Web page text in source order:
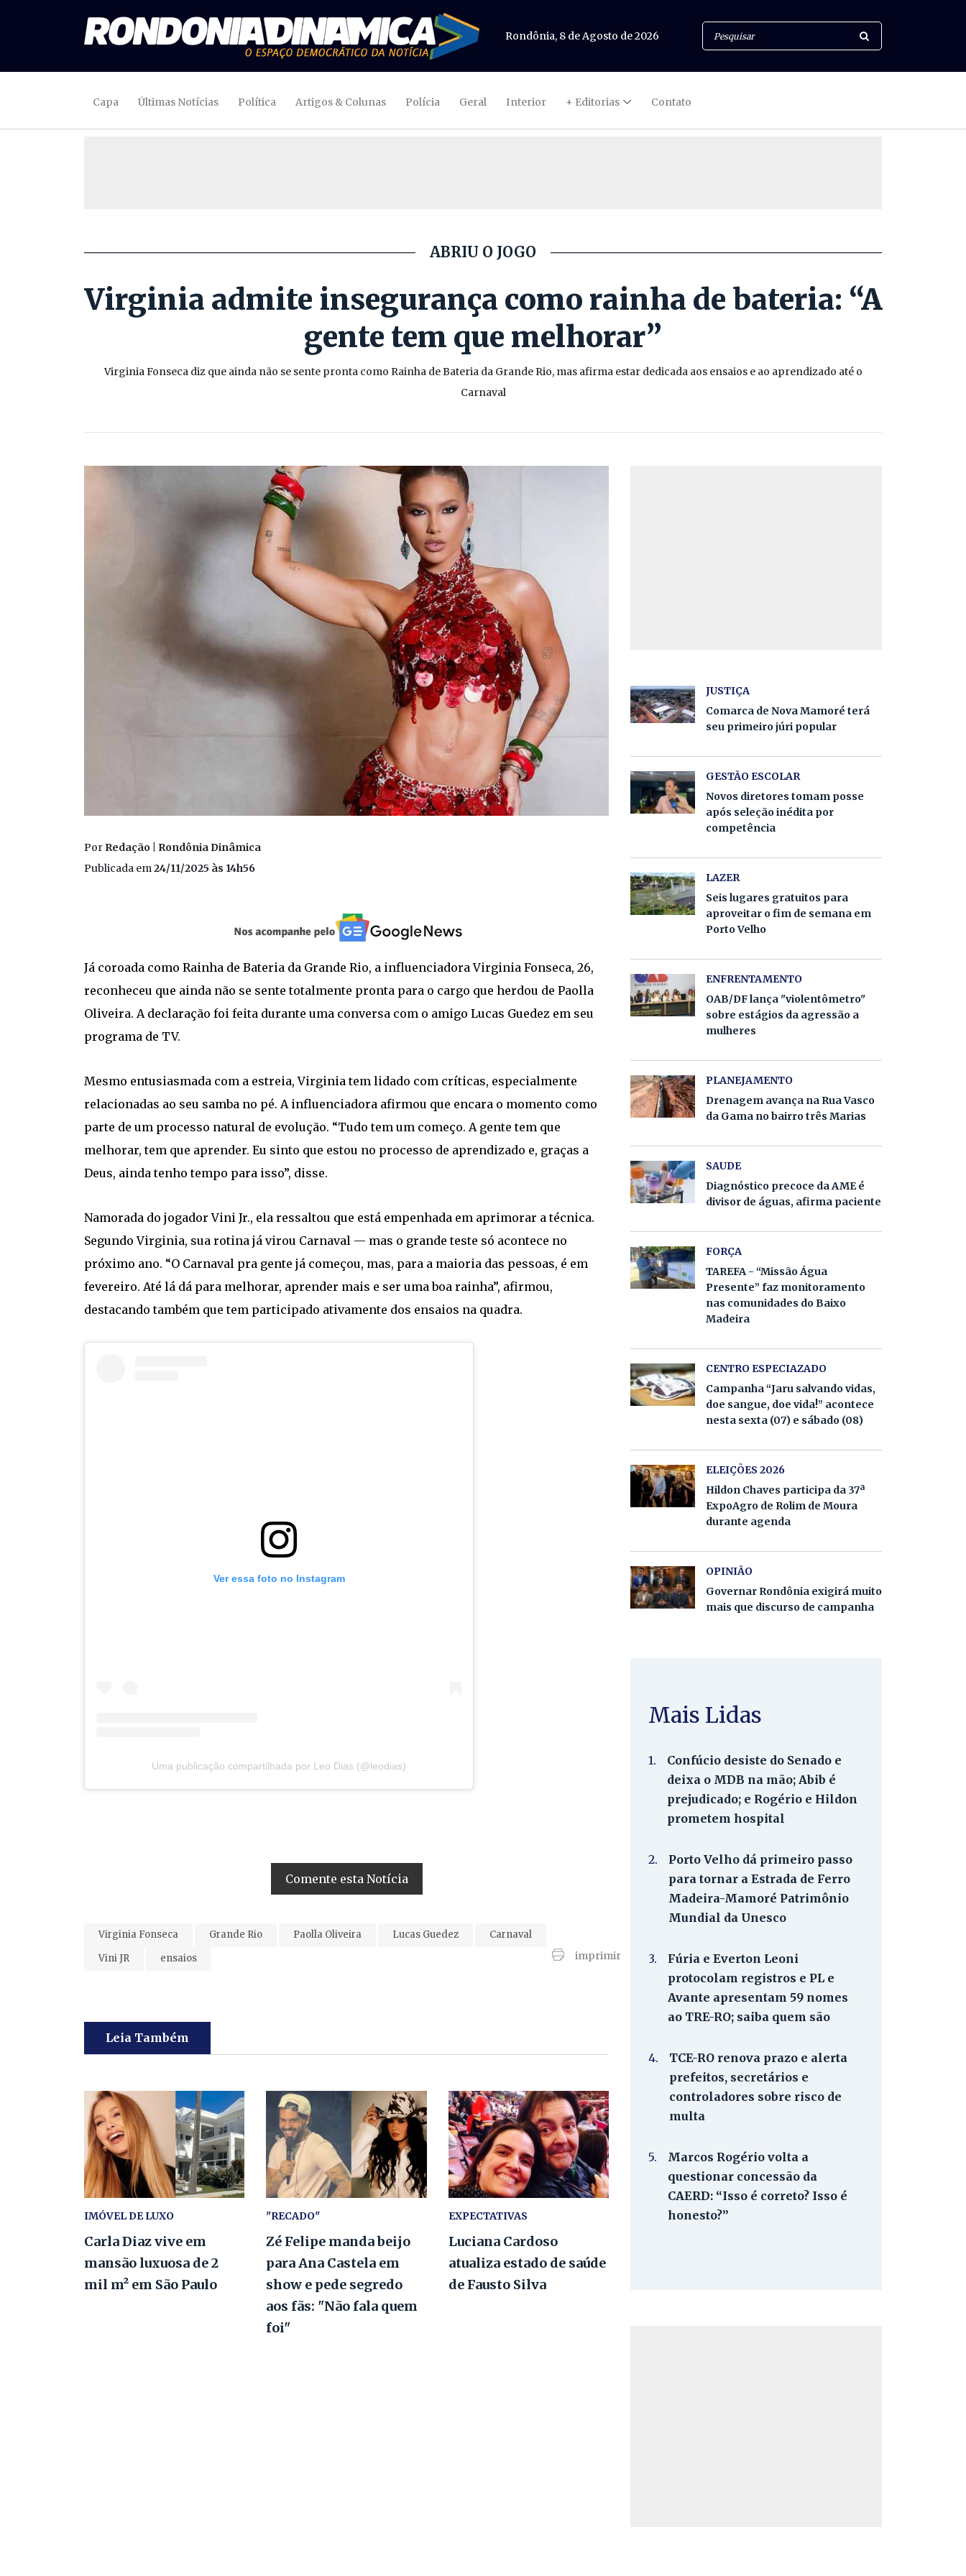
Rondônia, 8 de Agosto de 2026
Capa Últimas Notícias Política Artigos & Colunas Polícia Geral Interior + Editorias Contato
ABRIU O JOGO
Virginia admite insegurança como rainha de bateria: “A
gente tem que melhorar”
Virginia Fonseca diz que ainda não se sente pronta como Rainha de Bateria da Grande Rio, mas afirma estar dedicada aos ensaios e ao aprendizado até o
Carnaval
Por Redação | Rondônia Dinâmica
Publicada em24/11/2025 às 14h56
Já coroada como Rainha de Bateria da Grande Rio, a influenciadora Virginia Fonseca, 26,
reconheceu que ainda não se sente totalmente pronta para o cargo que herdou de Paolla
Oliveira. A declaração foi feita durante uma conversa com o amigo Lucas Guedez em seu
programa de TV.
Mesmo entusiasmada com a estreia, Virginia tem lidado com críticas, especialmente
relacionadas ao seu samba no pé. A influenciadora afirmou que encara o momento como
parte de um processo natural de evolução. “Tudo tem um começo. A gente tem que
melhorar, tem que aprender. Eu sinto que estou no processo de aprendizado e, graças a
Deus, ainda tenho tempo para isso”, disse.
Namorada do jogador Vini Jr., ela ressaltou que está empenhada em aprimorar a técnica.
Segundo Virginia, sua rotina já virou Carnaval — mas o grande teste só acontece no
próximo ano. “O Carnaval pra gente já começou, mas, para a maioria das pessoas, é em
fevereiro. Até lá dá para melhorar, aprender mais e ser uma boa rainha”, afirmou,
destacando também que tem participado ativamente dos ensaios na quadra.
Ver essa foto no Instagram
Uma publicação compartilhada por Leo Dias (@leodias)
Comente esta Notícia
Virginia Fonseca Grande Rio Paolla Oliveira Lucas Guedez
Carnaval
Vini JR
ensaios imprimir
Leia Também
IMÓVEL DE LUXO
Carla Diaz vive em
mansão luxuosa de 2
mil m² em São Paulo
"RECADO"
Zé Felipe manda beijo
para Ana Castela em
show e pede segredo
aos fãs: "Não fala quem
foi"
EXPECTATIVAS
Luciana Cardoso
atualiza estado de saúde
de Fausto Silva
JUSTIÇA
Comarca de Nova Mamoré terá
seu primeiro júri popular
GESTÃO ESCOLAR
Novos diretores tomam posse
após seleção inédita por
competência
LAZER
Seis lugares gratuitos para
aproveitar o fim de semana em
Porto Velho
ENFRENTAMENTO
OAB/DF lança "violentômetro"
sobre estágios da agressão a
mulheres
PLANEJAMENTO
Drenagem avança na Rua Vasco
da Gama no bairro três Marias
SAUDE
Diagnóstico precoce da AME é
divisor de águas, afirma paciente
FORÇA
TAREFA - “Missão Água
Presente” faz monitoramento
nas comunidades do Baixo
Madeira
CENTRO ESPECIAZADO
Campanha “Jaru salvando vidas,
doe sangue, doe vida!” acontece
nesta sexta (07) e sábado (08)
ELEIÇÕES 2026
Hildon Chaves participa da 37ª
ExpoAgro de Rolim de Moura
durante agenda
OPINIÃO
Governar Rondônia exigirá muito
mais que discurso de campanha
Mais Lidas
1.
Confúcio desiste do Senado e
deixa o MDB na mão; Abib é
prejudicado; e Rogério e Hildon
prometem hospital
2.
Porto Velho dá primeiro passo
para tornar a Estrada de Ferro
Madeira-Mamoré Patrimônio
Mundial da Unesco
3.
Fúria e Everton Leoni
protocolam registros e PL e
Avante apresentam 59 nomes
ao TRE-RO; saiba quem são
4.
TCE-RO renova prazo e alerta
prefeitos, secretários e
controladores sobre risco de
multa
5.
Marcos Rogério volta a
questionar concessão da
CAERD: “Isso é correto? Isso é
honesto?”